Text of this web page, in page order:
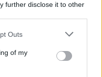
further disclose it to other
Outs
of my
Αποχωρεί
αυθαιρεσία και